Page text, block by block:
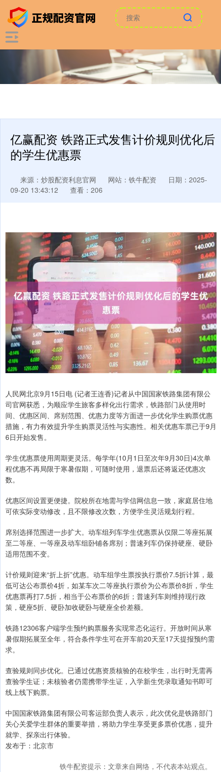
亿赢配资 铁路正式发售计价规则优化后
的学生优惠票
来源：炒股配资利息官网 网站：铁牛配资
日期：2025-
09-20 13:43:12
查看：206
人民网北京9月15日电 (记者王连香)记者从中国国家铁路集团有限公
司官网获悉，为顺应学生旅客多样化出行需求，铁路部门从使用时
间、优惠区间、席别范围、优惠力度等方面进一步优化学生购票优惠
措施，有力有效提升学生购票灵活性与实惠性。相关优惠车票已于9月
6日开始发售。
学生优惠票使用周期更灵活。每学年(10月1日至次年9月30日)4次单
程优惠不再局限于寒暑假期，可随时使用，退票后还将返还优惠次
数。
优惠区间设置更便捷。院校所在地需与学信网信息一致，家庭居住地
可依实际变动修改，且不限修改次数，方便学生灵活规划行程。
席别选择范围进一步扩大。动车组列车学生优惠票从仅限二等座拓展
至二等座、一等座及动车组卧铺各席别；普速列车仍保持硬座、硬卧
适用范围不变。
计价规则迎来“折上折”优惠。动车组学生票按执行票价7.5折计算，最
低可达公布票价4折，如某车次二等座执行票价为公布票价8折，学生
优惠票再打7.5折，相当于公布票价的6折；普速列车则维持现行政
策，硬座5折、硬卧加收硬卧与硬座全价差额。
铁路12306客户端学生预约购票服务实现常态化运行。开放时间从寒
暑假期拓展至全年，符合条件学生可在开车前20天至17天提报预约需
求。
查验规则同步优化。已通过优惠资质核验的在校学生，出行时无需再
查验学生证；未核验者仍需携带学生证，入学新生凭录取通知书即可
线上线下购票。
中国国家铁路集团有限公司客运部负责人表示，此次优化是铁路部门
关心关爱学生群体的重要举措，将助力学生享受更多票价优惠，提升
就学、探亲出行体验。
发布于：北京市
铁牛配资提示：文章来自网络，不代表本站观点。